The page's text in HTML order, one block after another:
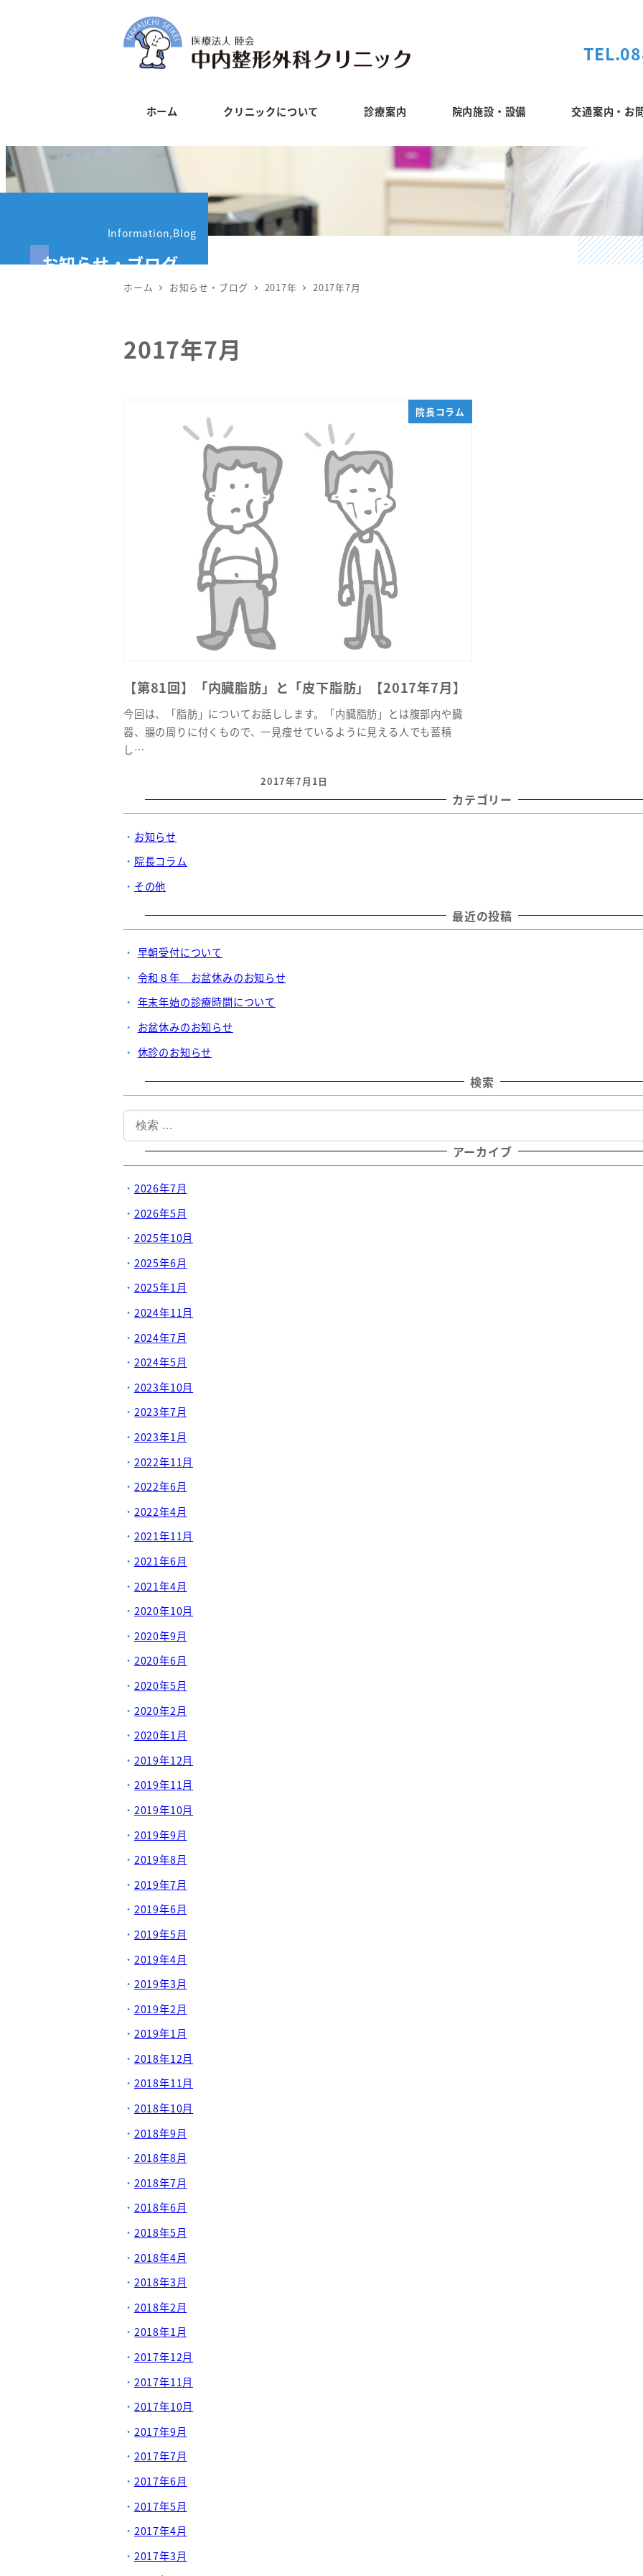
ツ
へ
移
ホーム クリニックについて 診療案内 院内施設・設備 交通案内・お
Information,Blog
お知らせ・ブログ
ホーム お知らせ・ブログ 2017年 2017年7月
2017年7月
院長コラム
【第81回】「内臓脂肪」と「皮下脂肪」【2017年7月】
今回は、「脂肪」についてお話しします。「内臓脂肪」とは腹部内や臓
器、腸の周りに付くもので、一見痩せているように見える人でも蓄積
し…
投稿日
2017年7月1日
カテゴリー
お知らせ
院長コラム
その他
最近の投稿
早朝受付について
令和８年 お盆休みのお知らせ
年末年始の診療時間について
お盆休みのお知らせ
休診のお知らせ
検索
検
索
アーカイブ
2026年7月
2026年5月
2025年10月
2025年6月
2025年1月
2024年11月
2024年7月
2024年5月
2023年10月
2023年7月
2023年1月
2022年11月
2022年6月
2022年4月
2021年11月
2021年6月
2021年4月
2020年10月
2020年9月
2020年6月
2020年5月
2020年2月
2020年1月
2019年12月
2019年11月
2019年10月
2019年9月
2019年8月
2019年7月
2019年6月
2019年5月
2019年4月
2019年3月
2019年2月
2019年1月
2018年12月
2018年11月
2018年10月
2018年9月
2018年8月
2018年7月
2018年6月
2018年5月
2018年4月
2018年3月
2018年2月
2018年1月
2017年12月
2017年11月
2017年10月
2017年9月
2017年7月
2017年6月
2017年5月
2017年4月
2017年3月